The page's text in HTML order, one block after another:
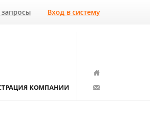
Вход в систему
КОМПАНИИ